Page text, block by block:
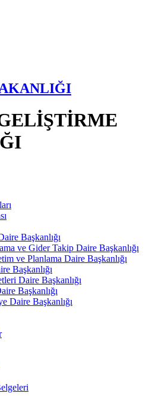
Başkanlığı
ve Gider Takip Daire Başkanlığı
ve Planlama Daire Başkanlığı
Başkanlığı
Daire Başkanlığı
Başkanlığı
Daire Başkanlığı